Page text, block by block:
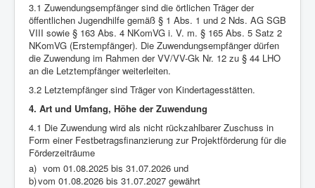
3.1 Zuwendungsempfänger sind die örtlichen Träger der
öffentlichen Jugendhilfe gemäß § 1 Abs. 1 und 2 Nds. AG SGB
VIII sowie § 163 Abs. 4 NKomVG i. V. m. § 165 Abs. 5 Satz 2
NKomVG (Erstempfänger). Die Zuwendungsempfänger dürfen
die Zuwendung im Rahmen der VV/VV-Gk Nr. 12 zu § 44 LHO
an die Letztempfänger weiterleiten.
3.2 Letztempfänger sind Träger von Kindertagesstätten.
4. Art und Umfang, Höhe der Zuwendung
4.1 Die Zuwendung wird als nicht rückzahlbarer Zuschuss in
Form einer Festbetragsfinanzierung zur Projektförderung für die
Förderzeiträume
a) vom 01.08.2025 bis 31.07.2026 und
b)vom 01.08.2026 bis 31.07.2027 gewährt